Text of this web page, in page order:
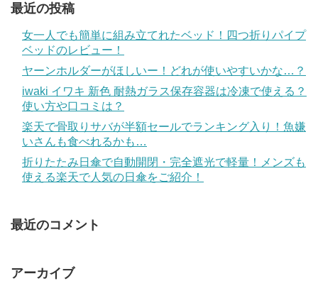
最近の投稿
女一人でも簡単に組み立てれたベッド！四つ折りパイプ
ベッドのレビュー！
ヤーンホルダーがほしいー！どれが使いやすいかな…？
iwaki イワキ 新色 耐熱ガラス保存容器は冷凍で使える？
使い方や口コミは？
楽天で骨取りサバが半額セールでランキング入り！魚嫌
いさんも食べれるかも…
折りたたみ日傘で自動開閉・完全遮光で軽量！メンズも
使える楽天で人気の日傘をご紹介！
最近のコメント
アーカイブ